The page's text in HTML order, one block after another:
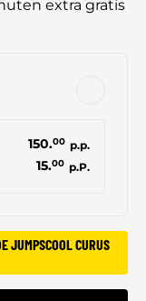
extra gratis
150.00 p.p.
15.00 p.P.
JUMPSCOOL CURUS